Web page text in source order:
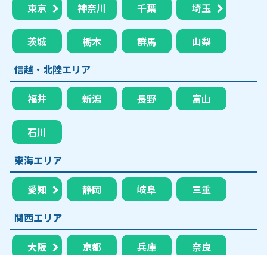
東京 神奈川 千葉 埼玉
茨城 栃木 群馬
山梨
信越・北陸エリア
福井 新潟 長野 富山
石川
東海エリア
愛知 静岡 岐阜
三重
関西エリア
大阪 京都 兵庫 奈良